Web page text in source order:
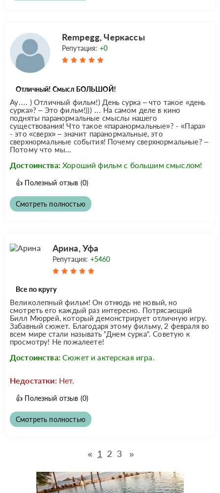
Rempegg, Черкассы
Репутация: +0
Отличный! Смысл БОЛЬШОЙ!
Ау…. ) Отличный фильм!) День сурка – что такое «день
сурка»? – Это фильм!))) … На самом деле в кино
подняты паранормальные смыслы нашего
существования! Что такое «паранормальные»? - «Пара»
- это «сверх» – значит паранормальные, это
сверхнормальные события! Почему сверхнормальные? –
Потому что мы...
Достоинства: Хороший фильм с большим смыслом!
👍 Полезный отзыв (0)
Смотреть полностью
Арина, Уфа
Репутация: +5460
Все по кругу
Великолепный фильм! Он отнюдь не новый, но
смотреть его каждый раз интересно. Потрясающий
Билл Мюррей, который демонстрирует отличную игру.
Забавный сюжет. Благодаря этому фильму, 2 февраля во
всем мире стали называть "Днем сурка". Советую к
просмотру! Не пожалеете!
Достоинства: Сюжет и актерская игра.
Недостатки: Нет.
👍 Полезный отзыв (0)
Смотреть полностью
« 1 2 3 »